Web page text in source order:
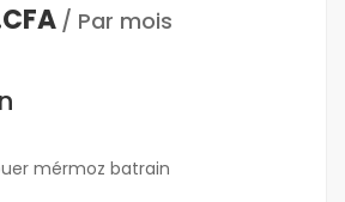
/ Par mois
mérmoz batrain